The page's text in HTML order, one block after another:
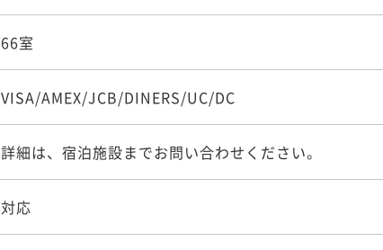
66室
VISA/AMEX/JCB/DINERS/UC/DC
詳細は、宿泊施設までお問い合わせください。
対応